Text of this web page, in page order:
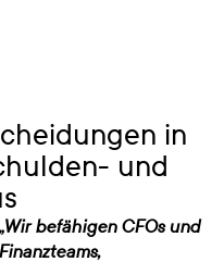
in
und
befähigen CFOs und
Finanzteams,